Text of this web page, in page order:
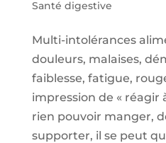
Santé digestive
Multi-intolérances
douleurs, malaises,
faiblesse, fatigue,
impression de « réagir
rien pouvoir manger,
supporter, il se peut